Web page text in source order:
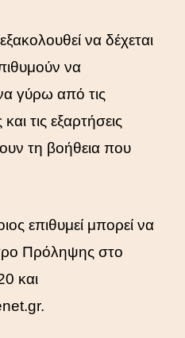
να δέχεται
να
γύρω από τις
τις εξαρτήσεις
τη βοήθεια που
επιθυμεί μπορεί να
Πρόληψης στο
και